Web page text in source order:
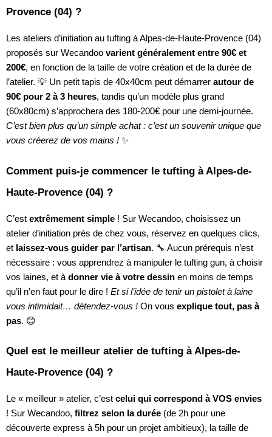
Provence (04) ?
Les ateliers d’initiation au tufting à Alpes-de-Haute-Provence (04)
proposés sur Wecandoo varient généralement entre 90€ et
200€, en fonction de la taille de votre création et de la durée de
l’atelier. 💡 Un petit tapis de 40x40cm peut démarrer autour de
90€ pour 2 à 3 heures, tandis qu’un modèle plus grand
(60x80cm) s’approchera des 180-200€ pour une demi-journée.
C’est bien plus qu’un simple achat : c’est un souvenir unique que
vous créerez de vos mains ! ✨
Comment puis-je commencer le tufting à Alpes-de-
Haute-Provence (04) ?
C’est extrêmement simple ! Sur Wecandoo, choisissez un
atelier d’initiation près de chez vous, réservez en quelques clics,
et laissez-vous guider par l’artisan. 🔧 Aucun prérequis n’est
nécessaire : vous apprendrez à manipuler le tufting gun, à choisir
vos laines, et à donner vie à votre dessin en moins de temps
qu’il n’en faut pour le dire ! Et si l’idée de tenir un pistolet à laine
vous intimidait… détendez-vous ! On vous explique tout, pas à
pas. 😊
Quel est le meilleur atelier de tufting à Alpes-de-
Haute-Provence (04) ?
Le « meilleur » atelier, c’est celui qui correspond à VOS envies
! Sur Wecandoo, filtrez selon la durée (de 2h pour une
découverte express à 5h pour un projet ambitieux), la taille de